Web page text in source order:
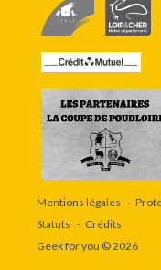
Mentions légales
Statuts
Crédits
Geek for you © 2026